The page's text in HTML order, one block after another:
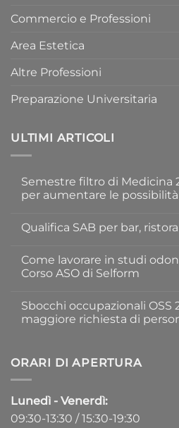
Commercio e Professioni
Area Estetica
Altre Professioni
Preparazione Universitaria
ULTIMI ARTICOLI
Semestre filtro di Medicina
per aumentare le
su
Semestre
di
Medicina
2026:
per
aumentare
le
possibilità
Qualifica SAB per bar,
su
Qualifica
SAB
ristoranti
negozi
Come lavorare in studi
Corso ASO di Selform
su
lavorare
Scopri
il
Corso
di
Selform
Sbocchi occupazionali OSS
maggiore richiesta di
Sbocchi
occupazionali
OSS
i
settori
con
la
ORARI DI APERTURA
Lunedì - Venerdì:
09:30-13:30 / 15:30-19:30